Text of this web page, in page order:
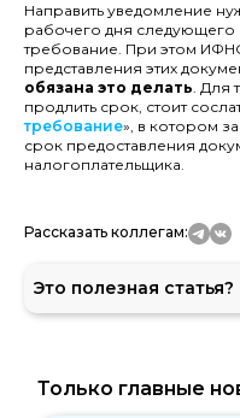
Направить уведомление
рабочего дня следующего
требование. При этом
представления этих
обязана это делать. Для
продлить срок, стоит
требование», в котором
срок предоставления
налогоплательщика.
Рассказать коллегам:
Это полезная статья?
Только главные